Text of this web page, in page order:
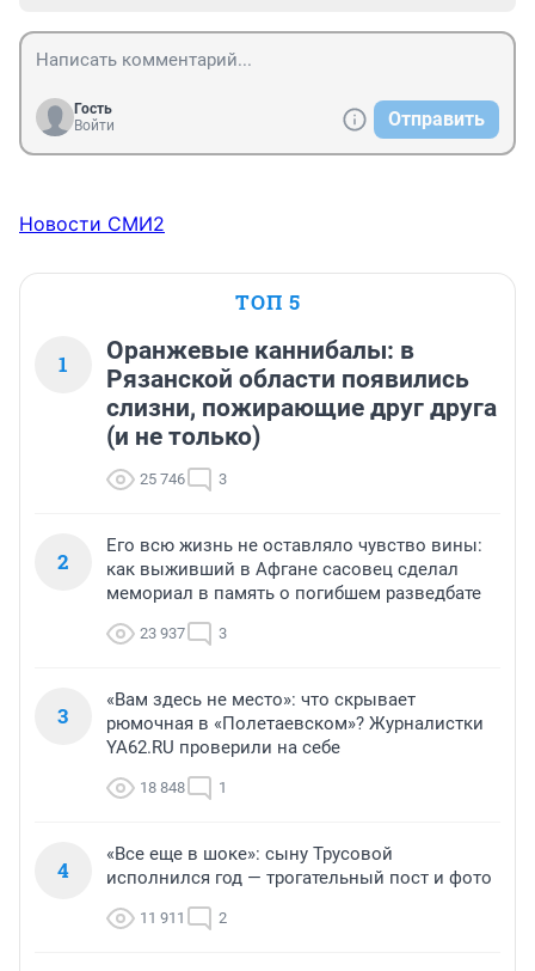
Гость
Войти
Отправить
Новости СМИ2
ТОП 5
1
Оранжевые каннибалы: в
Рязанской области появились
слизни, пожирающие друг друга
(и не только)
25 746 3
2
Его всю жизнь не оставляло чувство вины:
как выживший в Афгане сасовец сделал
мемориал в память о погибшем разведбате
23 937 3
3
«Вам здесь не место»: что скрывает
рюмочная в «Полетаевском»? Журналистки
YA62.RU проверили на себе
18 848 1
4
«Все еще в шоке»: сыну Трусовой
исполнился год — трогательный пост и фото
11 911 2